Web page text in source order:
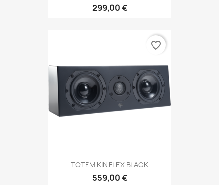
299,00 €
TOTEM KIN FLEX BLACK
559,00 €
favorite_border